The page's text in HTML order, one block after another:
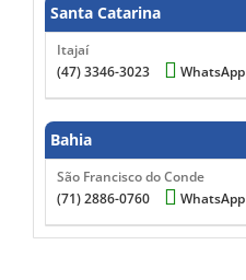
Santa Catarina
Itajaí
(47) 3346-3023
WhatsApp
Bahia
São Francisco do Conde
(71) 2886-0760
WhatsApp